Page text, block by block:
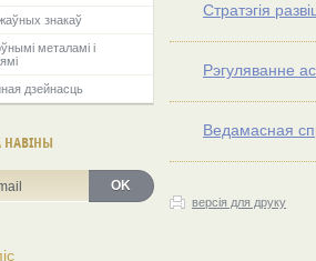
знакаў
металамі і
дзейнасць
НАВІНЫ
OK
Стратэгія
Рэгуляванне
Ведамасная
версія для друку